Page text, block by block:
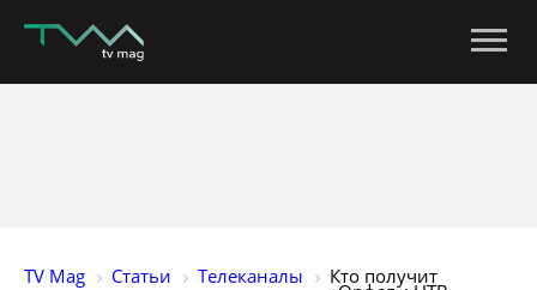
TV Mag Статьи Телеканалы Кто получит